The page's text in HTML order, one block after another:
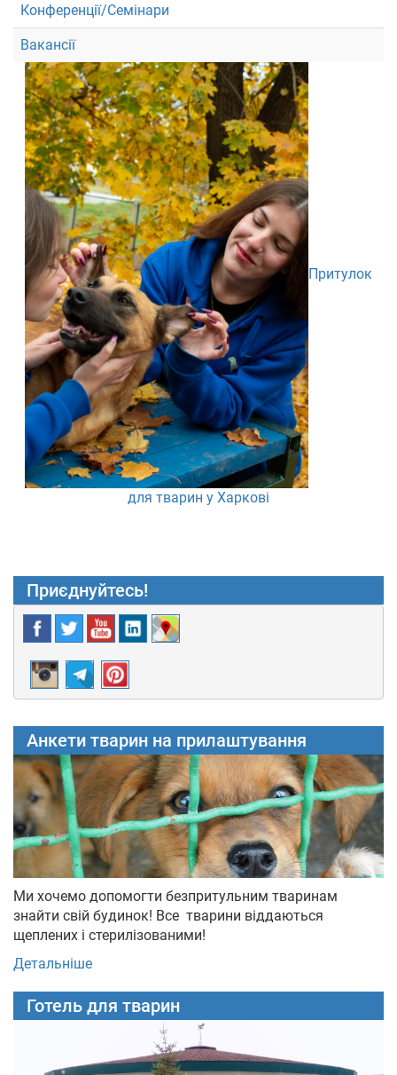
Конференції/Семінари
Вакансії
Притулок
для тварин у Харкові
Приєднуйтесь!
Анкети тварин на прилаштування
Ми хочемо допомогти безпритульним тваринам
знайти свій будинок! Все тварини віддаються
щеплених і стерилізованими!
Детальніше
Готель для тварин